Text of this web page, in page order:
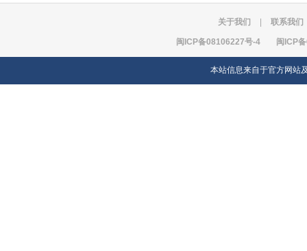
关于我们 联系我们
闽ICP备08106227号-4 闽ICP
本站信息来自于官方网站